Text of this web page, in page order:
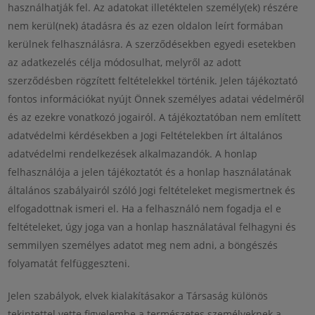
használhatják fel. Az adatokat illetéktelen személy(ek) részére
nem kerül(nek) átadásra és az ezen oldalon leírt formában
kerülnek felhasználásra. A szerződésekben egyedi esetekben
az adatkezelés célja módosulhat, melyről az adott
szerződésben rögzített feltételekkel történik. Jelen tájékoztató
fontos információkat nyújt Önnek személyes adatai védelméről
és az ezekre vonatkozó jogairól. A tájékoztatóban nem említett
adatvédelmi kérdésekben a Jogi Feltételekben írt általános
adatvédelmi rendelkezések alkalmazandók. A honlap
felhasználója a jelen tájékoztatót és a honlap használatának
általános szabályairól szóló Jogi feltételeket megismertnek és
elfogadottnak ismeri el. Ha a felhasználó nem fogadja el e
feltételeket, úgy joga van a honlap használatával felhagyni és
semmilyen személyes adatot meg nem adni, a böngészés
folyamatát felfüggeszteni.
Jelen szabályok, elvek kialakításakor a Társaság különös